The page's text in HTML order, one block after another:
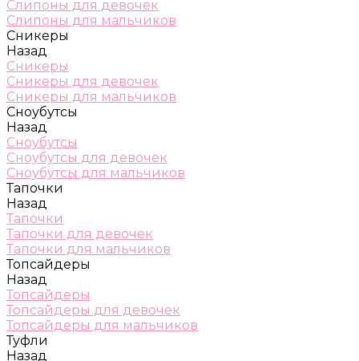
Слипоны для девочек
Слипоны для мальчиков
Сникеры
Назад
Сникеры
Сникеры для девочек
Сникеры для мальчиков
Сноубутсы
Назад
Сноубутсы
Сноубутсы для девочек
Сноубутсы для мальчиков
Тапочки
Назад
Тапочки
Тапочки для девочек
Тапочки для мальчиков
Топсайдеры
Назад
Топсайдеры
Топсайдеры для девочек
Топсайдеры для мальчиков
Туфли
Назад